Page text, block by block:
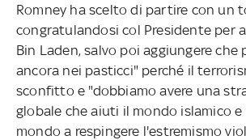
Romney ha scelto di partire con un
congratulandosi col Presidente per
Bin Laden, salvo poi aggiungere che
ancora nei pasticci" perché il
sconfitto e "dobbiamo avere una
globale che aiuti il mondo islamico e
mondo a respingere l'estremismo